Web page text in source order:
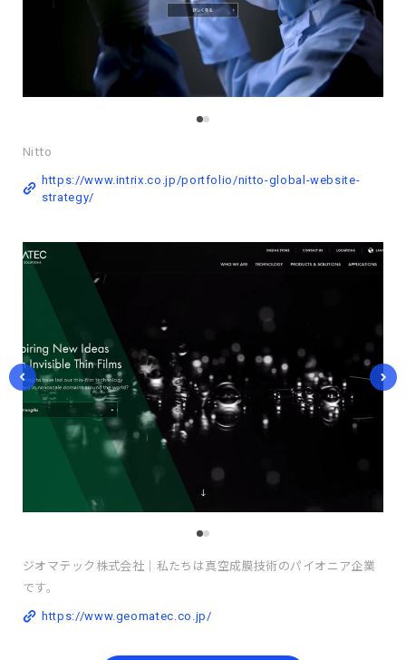
Nitto
https://www.intrix.co.jp/portfolio/nitto-global-website-
strategy/
ジオマテック株式会社│私たちは真空成膜技術のパイオニア企業
です。
https://www.geomatec.co.jp/